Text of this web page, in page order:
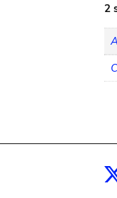
2